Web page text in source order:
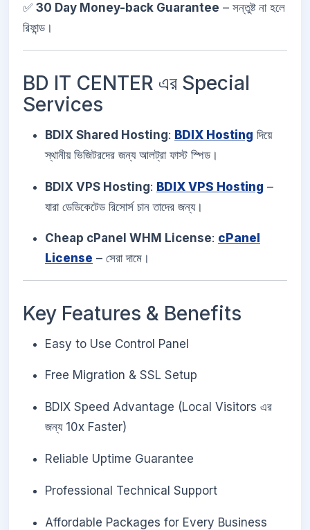
✅ 30 Day Money-back Guarantee – সন্তুষ্ট না হলে
রিফান্ড।
BD IT CENTER এর Special
Services
BDIX Shared Hosting: BDIX Hosting দিয়ে
স্থানীয় ভিজিটরদের জন্য আলট্রা ফাস্ট স্পিড।
BDIX VPS Hosting: BDIX VPS Hosting –
যারা ডেডিকেটেড রিসোর্স চান তাদের জন্য।
Cheap cPanel WHM License: cPanel
License – সেরা দামে।
Key Features & Benefits
Easy to Use Control Panel
Free Migration & SSL Setup
BDIX Speed Advantage (Local Visitors এর
জন্য 10x Faster)
Reliable Uptime Guarantee
Professional Technical Support
Affordable Packages for Every Business